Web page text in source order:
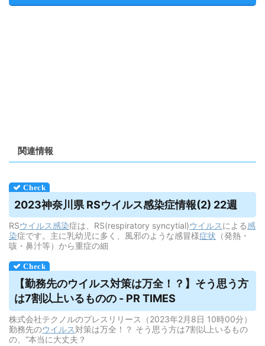
関連情報
2023神奈川県 RSウイルス感染症情報(2) 22週
RSウイルス感染症は、RS(respiratory syncytial)ウイルスによる感
染症です。主に乳幼児に多く、風邪のような感冒様症状 （発熱・
咳・鼻汁等）から重症の細
【勤務先のウイルス対策は万全！？】そう思う方
は7割以上いるものの - PR TIMES
株式会社テクノルのプレスリリース（2023年2月8日 10時00分）
勤務先のウイルス対策は万全！？ そう思う方は7割以上いるもの
の、“本当に大丈夫？